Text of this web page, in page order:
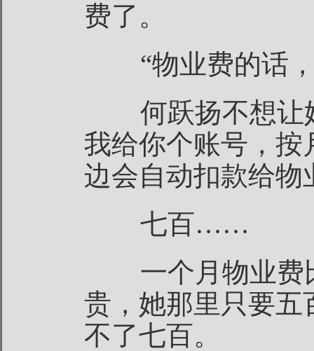
费了。
“物业费的话，
何跃扬不想让
我给你个账号，按
边会自动扣款给物
七百……
一个月物业费
贵，她那里只要五
不了七百。